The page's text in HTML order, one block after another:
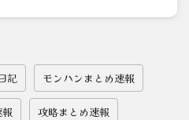
記 モンハンまとめ速報
攻略まとめ速報